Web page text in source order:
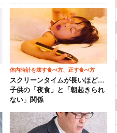
体内時計を壊す食べ方、正す食べ方
スクリーンタイムが長いほど…
子供の「夜食」と「朝起きられ
ない」関係